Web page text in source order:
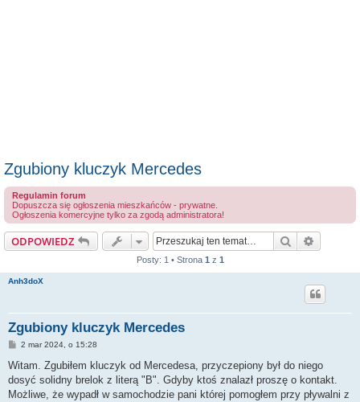
Zgubiony kluczyk Mercedes
Regulamin forum
Dopuszcza się ogłoszenia mieszkańców - prywatne.
Ogłoszenia komercyjne tylko za zgodą administratora!
ODPOWIEDZ Szukaj
Posty: 1 • Strona 1 z 1
Anh3doX
Zgubiony kluczyk Mercedes
P
s
2 mar 2024, o 15:28
Witam. Zgubiłem kluczyk od Mercedesa, przyczepiony był do niego
dosyć solidny brelok z literą "B". Gdyby ktoś znalazł proszę o kontakt.
Możliwe, że wypadł w samochodzie pani której pomogłem przy pływalni z